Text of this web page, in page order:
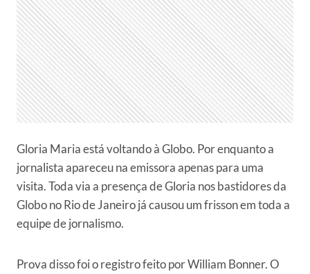
Gloria Maria está voltando à Globo. Por enquanto a
jornalista apareceu na emissora apenas para uma
visita. Toda via a presença de Gloria nos bastidores da
Globo no Rio de Janeiro já causou um frisson em toda a
equipe de jornalismo.
Prova disso foi o registro feito por William Bonner. O